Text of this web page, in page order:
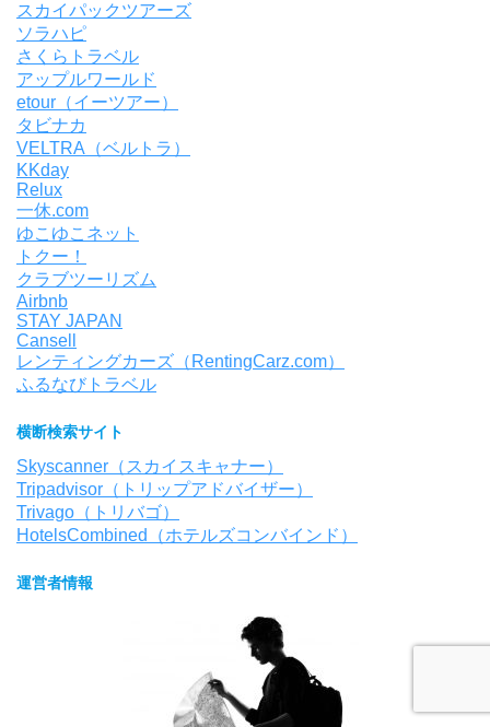
スカイパックツアーズ
ソラハピ
さくらトラベル
アップルワールド
etour（イーツアー）
タビナカ
VELTRA（ベルトラ）
KKday
Relux
一休.com
ゆこゆこネット
トクー！
クラブツーリズム
Airbnb
STAY JAPAN
Cansell
レンティングカーズ（RentingCarz.com）
ふるなびトラベル
横断検索サイト
Skyscanner（スカイスキャナー）
Tripadvisor（トリップアドバイザー）
Trivago（トリバゴ）
HotelsCombined（ホテルズコンバインド）
運営者情報